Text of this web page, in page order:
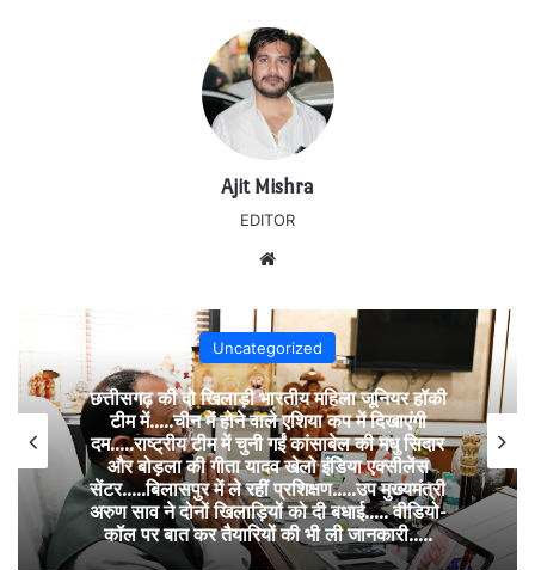
Ajit Mishra
EDITOR
Uncategorized
छत्तीसगढ़ की दो खिलाड़ी भारतीय महिला जूनियर हॉकी
टीम में…..चीन में होने वाले एशिया कप में दिखाएंगी
दम…..राष्ट्रीय टीम में चुनी गईं कांसाबेल की मधु सिदार
और बोड़ला की गीता यादव खेलो इंडिया एक्सीलेंस
सेंटर…..बिलासपुर में ले रहीं प्रशिक्षण…..उप मुख्यमंत्री
अरुण साव ने दोनों खिलाड़ियों को दी बधाई….. वीडियो-
कॉल पर बात कर तैयारियों की भी ली जानकारी…..